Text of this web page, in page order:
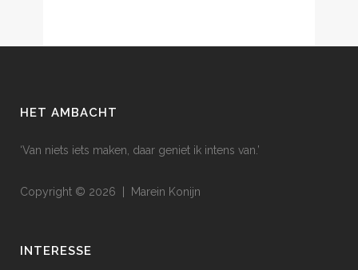
HET AMBACHT
‘Van niets iets maken, daar geniet ik intens van.’
Copyright © 2026 | Marein Konijn
INTERESSE